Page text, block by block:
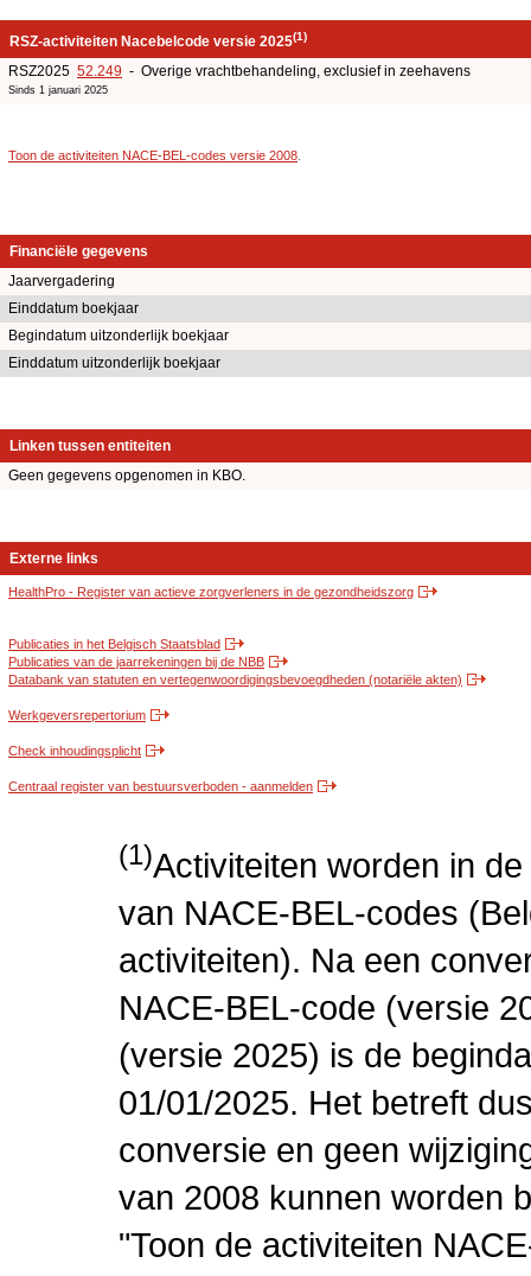
RSZ-activiteiten Nacebelcode versie 2025(1)
RSZ2025 52.249 - Overige vrachtbehandeling, exclusief in zeehavens
Sinds 1 januari 2025
Toon de activiteiten NACE-BEL-codes versie 2008
Financiële gegevens
Jaarvergadering
Einddatum boekjaar
Begindatum uitzonderlijk boekjaar
Einddatum uitzonderlijk boekjaar
Linken tussen entiteiten
Geen gegevens opgenomen in KBO.
Externe links
HealthPro - Register van actieve zorgverleners in de gezondheidszorg
Publicaties in het Belgisch Staatsblad
Publicaties van de jaarrekeningen bij de NBB
Databank van statuten en vertegenwoordigingsbevoegdheden (notariële akten)
Werkgeversrepertorium
Check inhoudingsplicht
Centraal register van bestuursverboden - aanmelden
(1)Activiteiten worden in
van NACE-BEL-codes
activiteiten). Na een
NACE-BEL-code (versie
(versie 2025) is de
01/01/2025. Het betreft
conversie en geen
van 2008 kunnen worden
"Toon de activiteiten